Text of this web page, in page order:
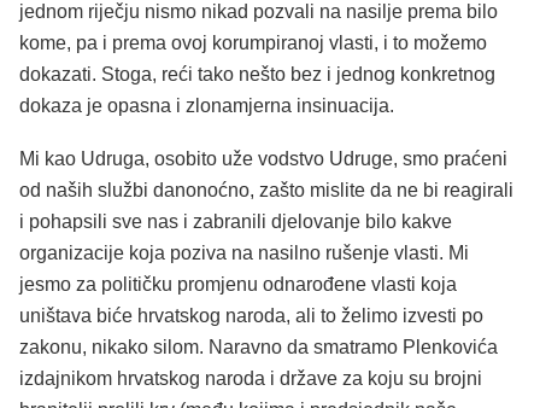
jednom riječju nismo nikad pozvali na nasilje prema bilo
kome, pa i prema ovoj korumpiranoj vlasti, i to možemo
dokazati. Stoga, reći tako nešto bez i jednog konkretnog
dokaza je opasna i zlonamjerna insinuacija.
Mi kao Udruga, osobito uže vodstvo Udruge, smo praćeni
od naših službi danonoćno, zašto mislite da ne bi reagirali
i pohapsili sve nas i zabranili djelovanje bilo kakve
organizacije koja poziva na nasilno rušenje vlasti. Mi
jesmo za političku promjenu odnarođene vlasti koja
uništava biće hrvatskog naroda, ali to želimo izvesti po
zakonu, nikako silom. Naravno da smatramo Plenkovića
izdajnikom hrvatskog naroda i države za koju su brojni